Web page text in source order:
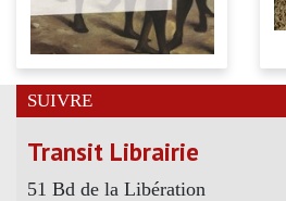
SUIVRE
Transit Librairie
51 Bd de la Libération